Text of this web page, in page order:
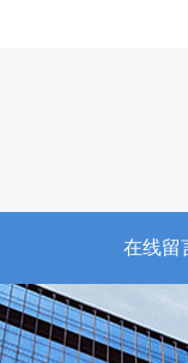
在线留